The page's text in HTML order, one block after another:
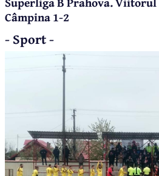
Câmpina 1-2
- Sport -